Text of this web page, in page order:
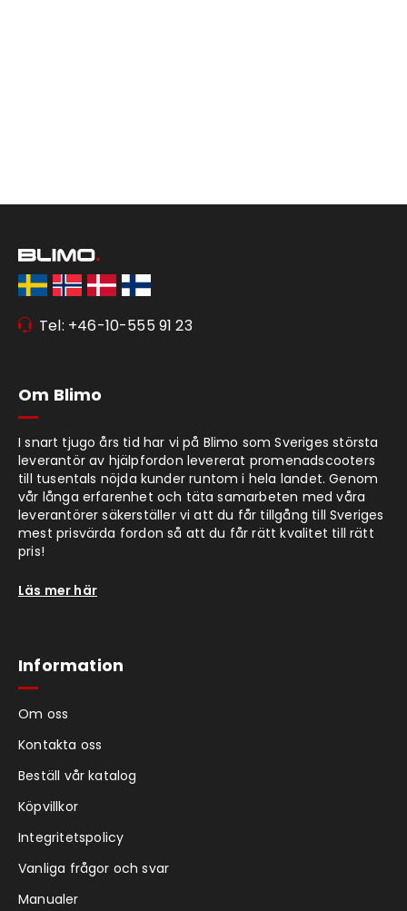
Tel: +46-10-555 91 23
Om Blimo
I snart tjugo års tid har vi på Blimo som Sveriges största
leverantör av hjälpfordon levererat promenadscooters
till tusentals nöjda kunder runtom i hela landet. Genom
vår långa erfarenhet och täta samarbeten med våra
leverantörer säkerställer vi att du får tillgång till Sveriges
mest prisvärda fordon så att du får rätt kvalitet till rätt
pris!
Läs mer här
Information
Om oss
Kontakta oss
Beställ vår katalog
Köpvillkor
Integritetspolicy
Vanliga frågor och svar
Manualer